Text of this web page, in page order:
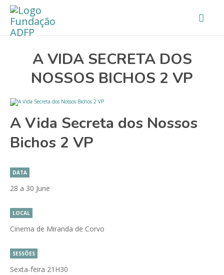
A VIDA SECRETA DOS
NOSSOS BICHOS 2 VP
A Vida Secreta dos Nossos
Bichos 2 VP
DATA
28 a 30 June
LOCAL
Cinema de Miranda de Corvo
SESSÕES
Sexta-feira 21H30